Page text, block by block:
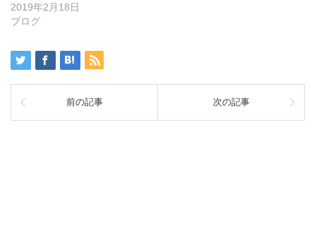
2019年2月18日
ブログ
前の記事 次の記事